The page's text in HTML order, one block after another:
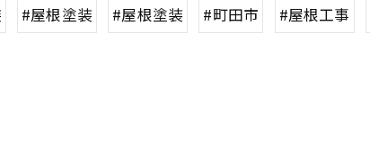
#屋根塗装 #屋根塗装 #町田市 #屋根工事